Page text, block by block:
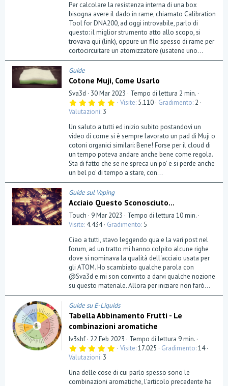
Per calcolare la resistenza interna di una box
bisogna avere il dado in rame, chiamato Calibration
Tool for DNA200, ad oggi introvabile, parlo di
questo: il miglior strumento atto allo scopo, si
trovava qui (link), oppure un filo spesso di rame per
cortocircuitare un atomizzatore (usatene uno...
Guide
Cotone Muji, Come Usarlo
Sva3d 30 Mar 2023
Tempo di lettura 2 min.
5
s
e
l
l
a
(
e
)
Visite 5.110 Gradimento 2
Valutazioni 3
Un saluto a tutti ed inizio subito postandovi un
video di come si è sempre lavorato un pad di Muji o
cotoni organici similari: Bene! Forse per il cloud di
un tempo poteva andare anche bene come regola.
Sta di fatto che se ne spreca un po' e si perde anche
un bel po' di tempo a stare, con...
Guide sul Vaping
Acciaio Questo Sconosciuto...
Touch 9 Mar 2023
Tempo di lettura 10 min.
Visite 4.434 Gradimento 5
Ciao a tutti, stavo leggendo qua e la vari post nel
forum, ad un tratto mi hanno colpito alcune righe
dove si nominava la qualità dell'acciaio usata per
gli ATOM. Ho scambiato qualche parola con
@Sva3d e mi son convinto a darvi qualche nozione
su questo materiale. Allora per iniziare non farò...
Guide su E-Liquids
Tabella Abbinamento Frutti - Le
combinazioni aromatiche
Iv3shf 22 Feb 2023
Tempo di lettura 9 min.
5
0
s
t
Visite 17.025 Gradimento 14
Valutazioni 3
Una delle cose di cui parlo spesso sono le
combinazioni aromatiche, l'articolo precedente ha